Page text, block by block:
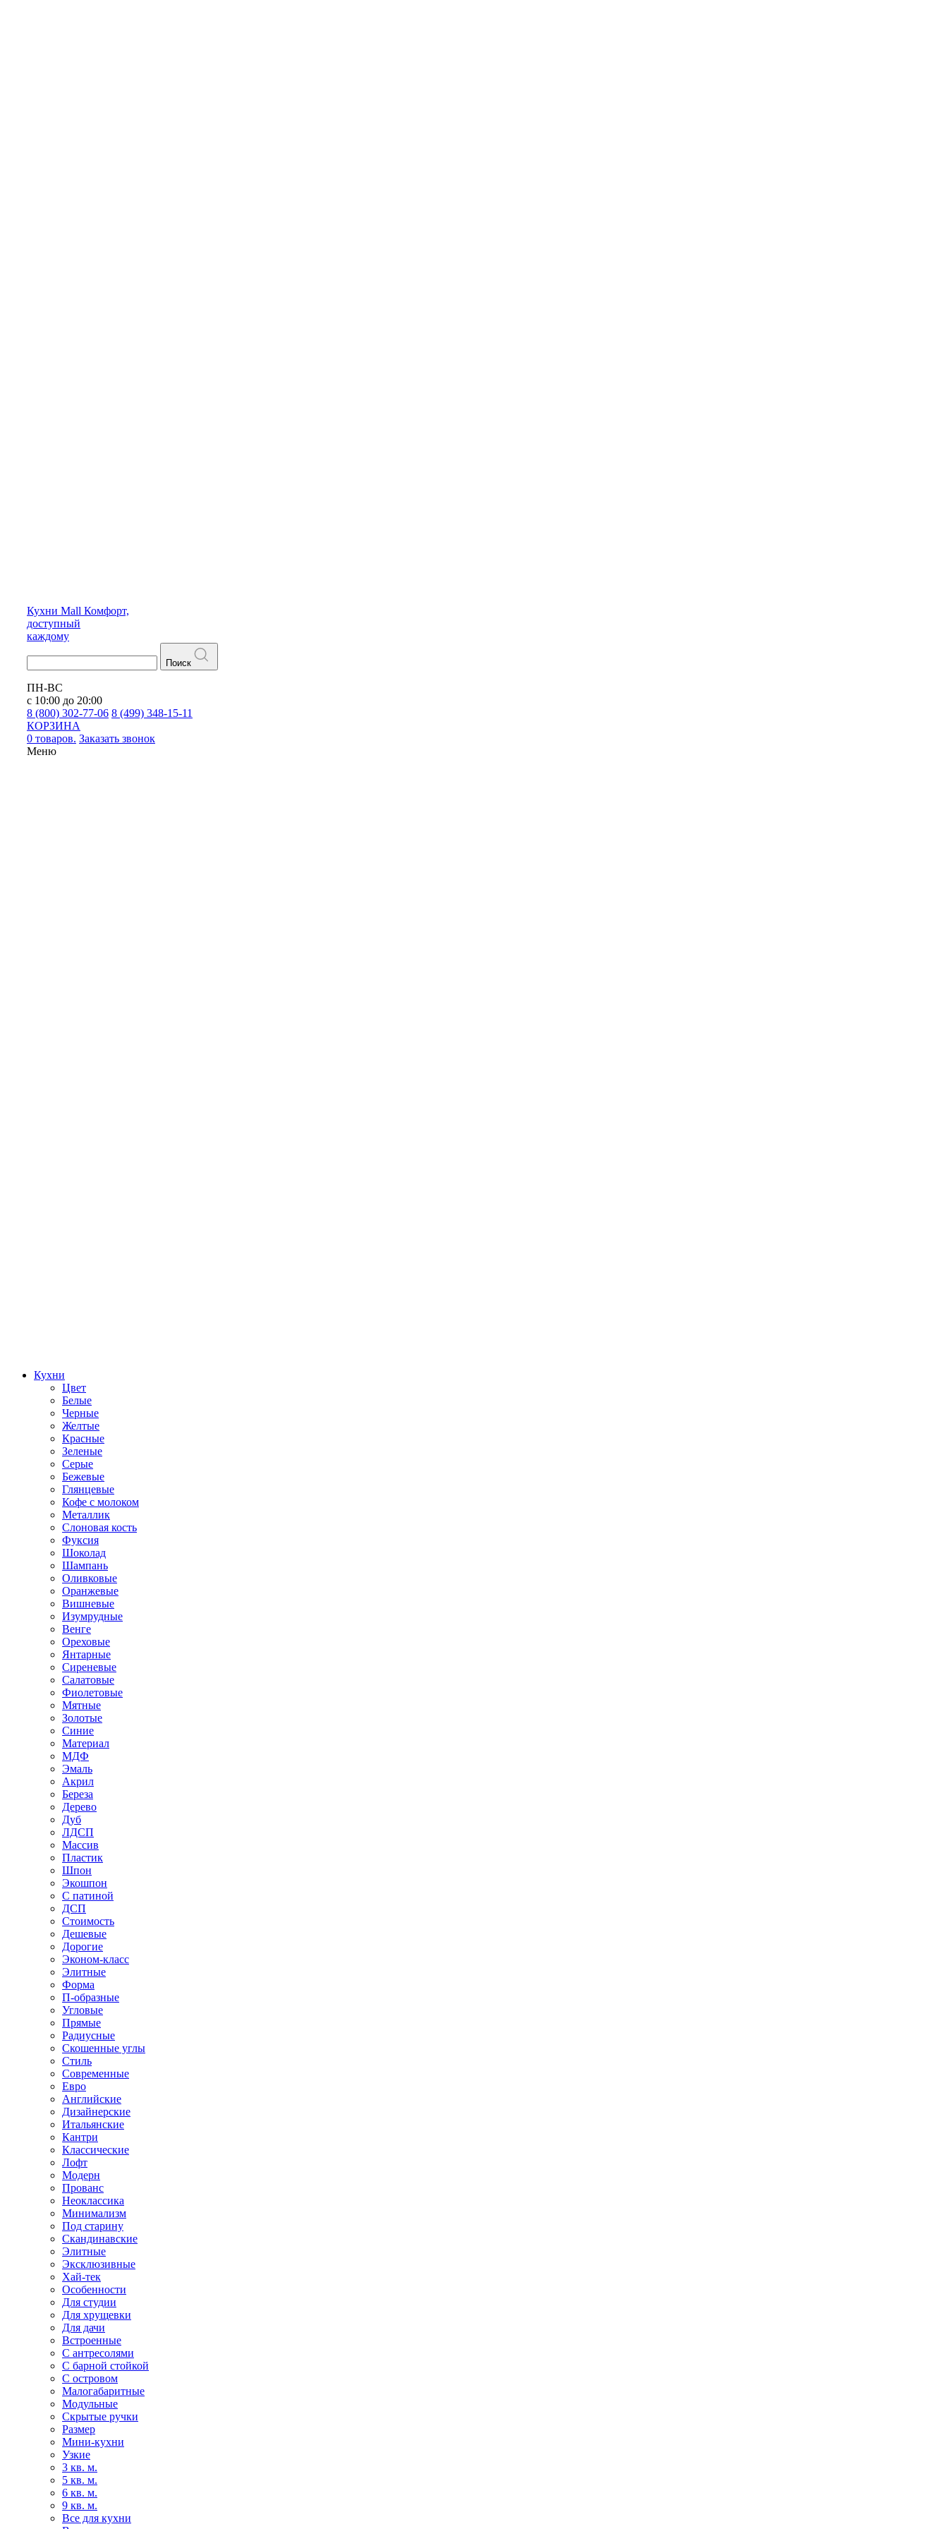
Кухни Mall Комфорт,
доступный
каждому
Поиск
ПН-ВС
с 10:00 до 20:00
8 (800) 302-77-06 8 (499) 348-15-11
КОРЗИНА
0 товаров. Заказать звонок
Меню
Кухни
Цвет
Белые
Черные
Желтые
Красные
Зеленые
Серые
Бежевые
Глянцевые
Кофе с молоком
Металлик
Слоновая кость
Фуксия
Шоколад
Шампань
Оливковые
Оранжевые
Вишневые
Изумрудные
Венге
Ореховые
Янтарные
Сиреневые
Салатовые
Фиолетовые
Мятные
Золотые
Синие
Материал
МДФ
Эмаль
Акрил
Береза
Дерево
Дуб
ЛДСП
Массив
Пластик
Шпон
Экошпон
С патиной
ДСП
Стоимость
Дешевые
Дорогие
Эконом-класс
Элитные
Форма
П-образные
Угловые
Прямые
Радиусные
Скошенные углы
Стиль
Современные
Евро
Английские
Дизайнерские
Итальянские
Кантри
Классические
Лофт
Модерн
Прованс
Неоклассика
Минимализм
Под старину
Скандинавские
Элитные
Эксклюзивные
Хай-тек
Особенности
Для студии
Для хрущевки
Для дачи
Встроенные
С антресолями
С барной стойкой
С островом
Малогабаритные
Модульные
Скрытые ручки
Размер
Мини-кухни
Узкие
3 кв. м.
5 кв. м.
6 кв. м.
9 кв. м.
Все для кухни